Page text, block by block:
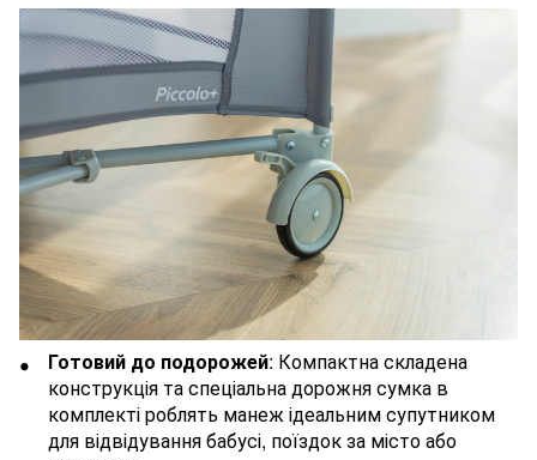
Готовий до подорожей: Компактна складена
конструкція та спеціальна дорожня сумка в
комплекті роблять манеж ідеальним супутником
для відвідування бабусі, поїздок за місто або